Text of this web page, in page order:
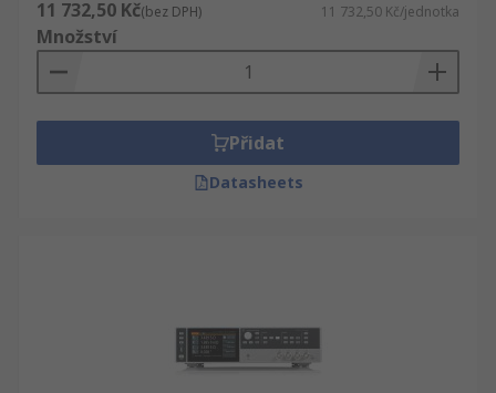
11 732,50 Kč(bez DPH) 11 732,50 Kč/jednotka
Množství
Přidat
Datasheets